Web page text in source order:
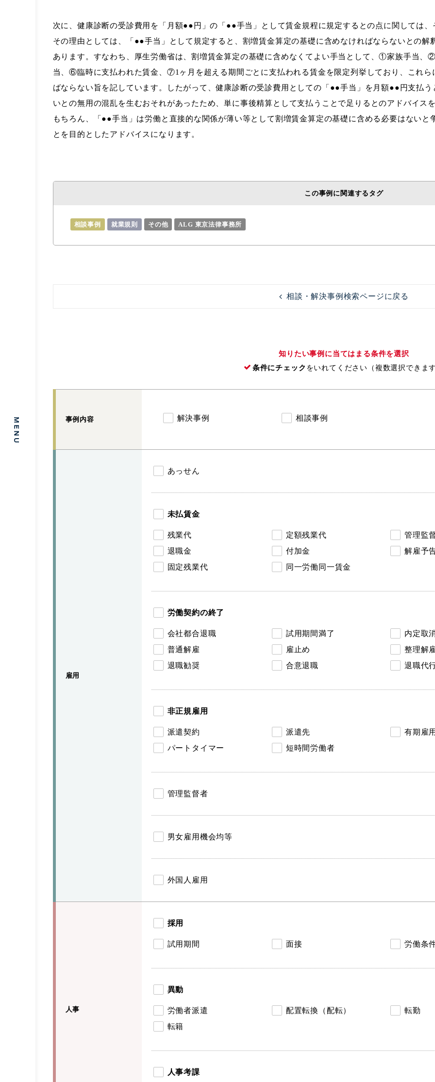
次に、健康診断の受診費用を「月額●●円」の「●●手当」として賃金規程に規定するとの点に関しては
その理由としては、「●●手当」として規定すると、割増賃金算定の基礎に含めなければならないとの
あります。すなわち、厚生労働省は、割増賃金算定の基礎に含めなくてよい手当として、①家族手当
当、⑥臨時に支払われた賃金、⑦1ヶ月を超える期間ごとに支払われる賃金を限定列挙しており、これ
ばならない旨を記しています。したがって、健康診断の受診費用としての「●●手当」を月額●●円支払
いとの無用の混乱を生むおそれがあったため、単に事後精算として支払うことで足りるとのアドバイス
もちろん、「●●手当」は労働と直接的な関係が薄い等として割増賃金算定の基礎に含める必要はない
とを目的としたアドバイスになります。
この事例に関連するタグ
相談事例 就業規則 その他 ALG 東京法律事務所
相談・解決事例検索ページに戻る
知りたい事例に当てはまる条件を選択
条件にチェック をいれてください（複数選択できま
事例内容 解決事例 相談事例
雇用
あっせん
未払賃金
残業代 定額残業代
管理監
退職金
付加金
解雇予
固定残業代
同一労働同一賃金
労働契約の終了
会社都合退職 試用期間満了
内定取
普通解雇
雇止め
整理解
退職勧奨
合意退職 退職代
非正規雇用
派遣契約 派遣先
有期雇
パートタイマー
短時間労働者
管理監督者
男女雇用機会均等
外国人雇用
人事
採用
試用期間 面接 労働条
異動
労働者派遣 配置転換（配転）
転勤
転籍
人事考課